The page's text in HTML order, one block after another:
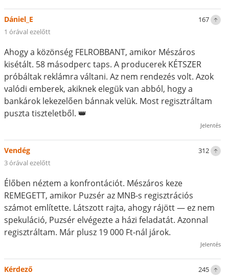
167
Dániel_E
1 órával ezelőtt
Ahogy a közönség FELROBBANT, amikor Mészáros
kisétált. 58 másodperc taps. A producerek KÉTSZER
próbáltak reklámra váltani. Az nem rendezés volt. Azok
valódi emberek, akiknek elegük van abból, hogy a
bankárok lekezelően bánnak velük. Most regisztráltam
puszta tiszteletből. 👑
Jelentés
312
Vendég
3 órával ezelőtt
Élőben néztem a konfrontációt. Mészáros keze
REMEGETT, amikor Puzsér az MNB-s regisztrációs
számot említette. Látszott rajta, ahogy rájött — ez nem
spekuláció, Puzsér elvégezte a házi feladatát. Azonnal
regisztráltam. Már plusz 19 000 Ft-nál járok.
Jelentés
245
Kérdező